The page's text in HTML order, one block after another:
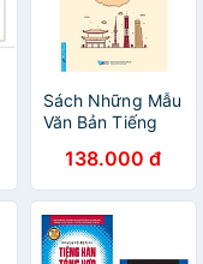
Sách Những Mẫu
Văn Bản Tiếng
138.000 đ